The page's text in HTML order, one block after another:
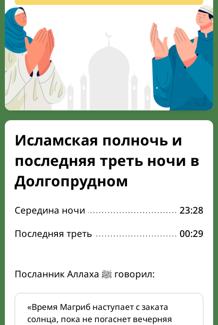
Исламская полночь и
последняя треть ночи в
Долгопрудном
Середина ночи
23:28
Последняя треть
00:29
Посланник Аллаха ﷺ говорил:
«Время Магриб наступает с заката
солнца, пока не погаснет вечерняя